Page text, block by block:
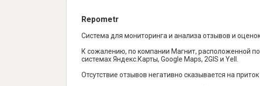
Repometr
Система для мониторинга и анализа отзывов и
К сожалению, по компании Магнит, расположенной
системах Яндекс.Карты, Google Maps, 2GIS и Yell.
Отсутствие отзывов негативно сказывается на